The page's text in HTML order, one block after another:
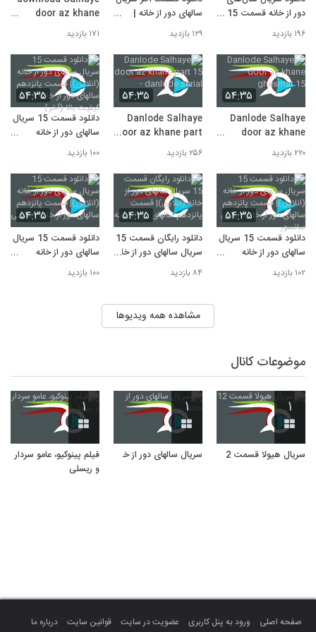
10
دانلود فیلم marmooz
۲۳۳ بازدید
دور از خانه قسمت 15 با
مستقیم
۱۹۶ بازدید
سالهای دور از خانه |
قسمت پانزدهم سالهای
دور از خانه
۱۲۹ بازدید
door az khane
ghesmat 15
۱۷۱ بازدید
۵۴:۳۵
Danlode Salhaye
door az khane
ghesmat 15
۲۲۰ بازدید
۵۴:۳۵
Danlode Salhaye
door az khane part
15 - danlode serial
۲۵۶ بازدید
۵۴:۳۵
دانلود قسمت 15 سریال
سالهای دور از خانه
(انلاین)| قسمت پانزدهم
سالهای دور از خانه با
کیفیت بالا (آخر)
۱۰۰ بازدید
۵۴:۳۵
دانلود قسمت 15 سریال
سالهای دور از خانه
(انلاین)| قسمت پانزدهم
سالهای دور از خانه -
۱۰۲ بازدید
۵۴:۳۵
دانلود رایگان قسمت 15
سریال سالهای دور از خانه
(انلاین)| قسمت پانزدهم
سالهای دور از خانه
۸۴ بازدید
۵۴:۳۵
دانلود قسمت 15 سریال
سالهای دور از خانه
(انلاین)| قسمت پانزدهم
سالهای دور از خانه -
۱۰۰ بازدید
مشاهده همه ویدیوها
موضوعات کانال
۱
سریال هیولا قسمت 12
۱
سریال سالهای دور از خانه
۱
فیلم پینوکیو، عامو سردار
و ریسلی
صفحه اصلی ورود به پنل کاربری عضویت در سایت قوانین سایت درباره ما